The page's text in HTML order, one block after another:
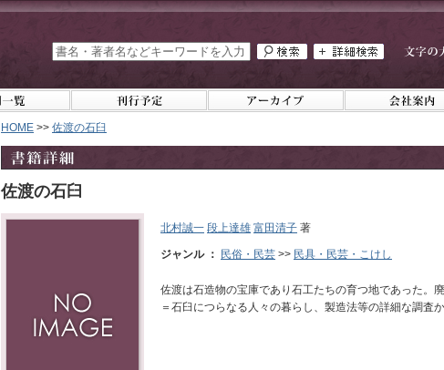
HOME >> 佐渡の石臼
佐渡の石臼
北村誠一 段上達雄 富田清子 著
ジャンル ： 民俗・民芸 >> 民具・民芸・こけし
佐渡は石造物の宝庫であり石工たちの育つ地であった。
＝石臼につらなる人々の暮らし、製造法等の詳細な調査